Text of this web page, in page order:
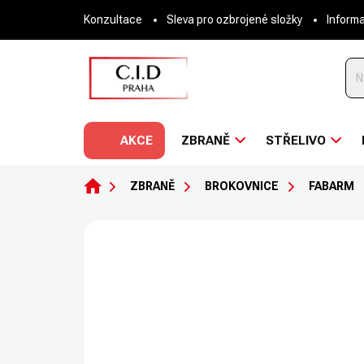
obsah
Konzultace Sleva pro ozbrojené složky
AKCE ZBRANĚ STŘELIVO
DOMŮZBRANĚ BROKOVNICE FABARM